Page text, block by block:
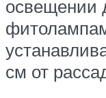
освещении
см от